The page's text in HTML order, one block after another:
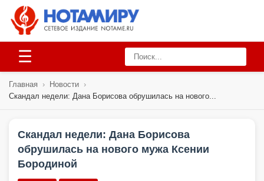
☰
Главная › Новости ›
Скандал недели: Дана Борисова обрушилась на нового...
Скандал недели: Дана Борисова
обрушилась на нового мужа Ксении
Бородиной